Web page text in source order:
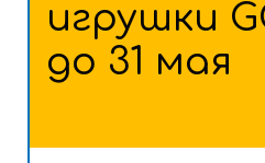
игрушки
до 31 мая